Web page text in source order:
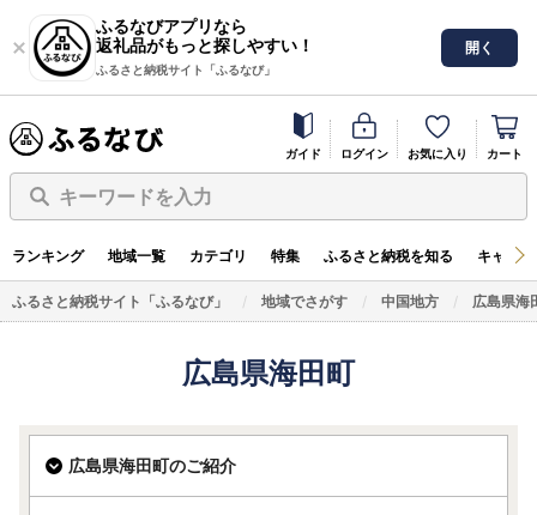
ふるなびアプリなら
返礼品がもっと探しやすい！
ふるさと納税サイト「ふるなび」
開く
ガイド ログイン お気に入り カート
キーワードを入力
ランキング 地域一覧 カテゴリ 特集 ふるさと納税を知る キャン
ふるさと納税サイト「ふるなび」 地域でさがす 中国地方 広島県海
広島県海田町
広島県海田町のご紹介